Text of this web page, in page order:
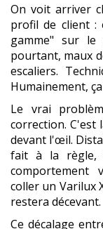
On voit arriver
profil de client :
gamme" sur
pourtant, maux
escaliers.
Humainement,
Le vrai
correction. C'est
devant l'œil.
fait à la règle,
comportement
coller un Varilux
restera décevant.
Ce décalage